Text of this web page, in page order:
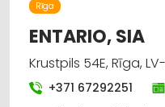
Būvmateriālu,
vairumtirdzniecība
Krāsas, lakas,
Rīga
ENTARIO, SIA
Krustpils 54E, Rīga,
+371 67292251